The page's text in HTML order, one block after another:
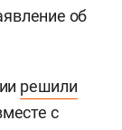
об
решили
с